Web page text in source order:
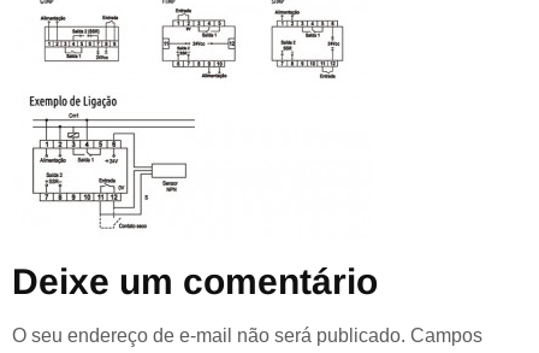
Deixe um comentário
O seu endereço de e-mail não será publicado. Campos